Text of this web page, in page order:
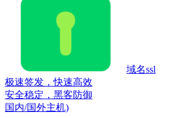
域名ssl
极速签发，快速高效
安全稳定，黑客防御
国内/国外主机)